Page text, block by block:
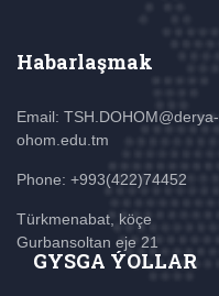
Habarlaşmak
Email: TSH.DOHOM@derya-
ohom.edu.tm
Phone: +993(422)74452
Türkmenabat, köçe
Gurbansoltan eje 21
GYSGA ÝOLLAR